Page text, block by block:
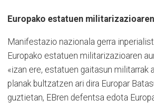
Europako estatuen
Manifestazio nazionala gerra
Europako estatuen militarizazioaren
«izan ere, estatuen gaitasun militarrak
planak bultzatzen ari dira Europar
guztietan, EBren defentsa edota